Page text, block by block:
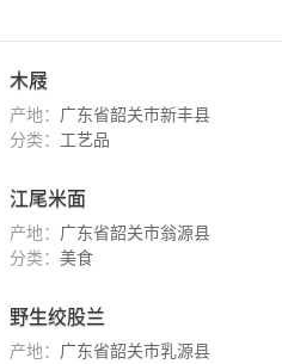
木屐
产地： 广东省韶关市新丰县
分类： 工艺品
江尾米面
产地： 广东省韶关市翁源县
分类： 美食
野生绞股兰
产地： 广东省韶关市乳源县